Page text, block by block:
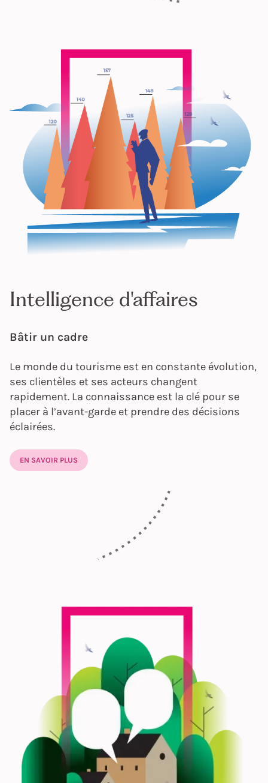
Intelligence d'affaires
Bâtir un cadre
Le monde du tourisme est en constante évolution,
ses clientèles et ses acteurs changent
rapidement. La connaissance est la clé pour se
placer à l’avant-garde et prendre des décisions
éclairées.
EN SAVOIR PLUS